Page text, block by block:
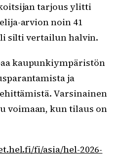
tarjous ylitti
arvion noin 41
silti vertailun halvin.
kaupunkiympäristön
ja
Varsinainen
voimaan, kun tilaus on
fi/asia/hel-2026-